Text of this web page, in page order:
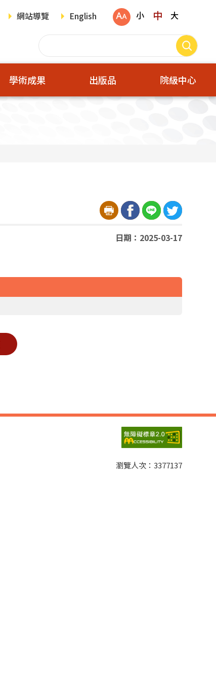
網站導覽 English 小 中 大
學術成果 出版品 院級中心
日期：2025-03-17
瀏覽人次： 3377137